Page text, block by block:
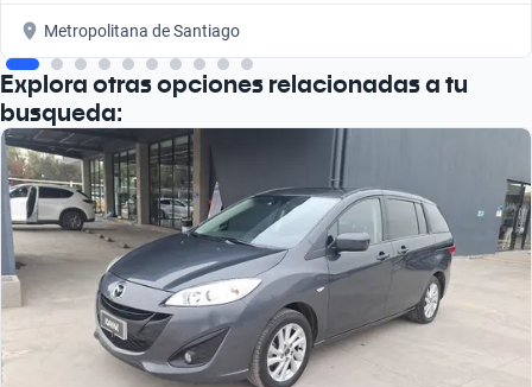
Metropolitana de Santiago
Explora otras opciones relacionadas a tu
busqueda: